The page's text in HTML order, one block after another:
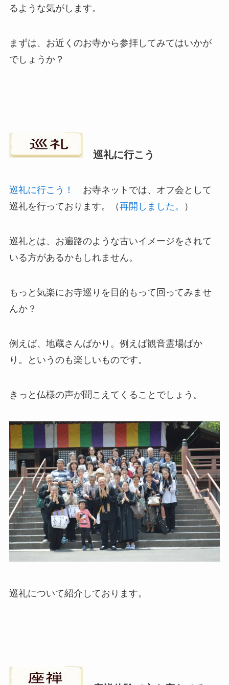
るような気がします。
まずは、お近くのお寺から参拝してみてはいかが
でしょうか？
巡礼に行こう
巡礼に行こう！
お寺ネットでは、オフ会として
巡礼を行っております。（再開しました。 ）
巡礼とは、お遍路のような古いイメージをされて
いる方があるかもしれません。
もっと気楽にお寺巡りを目的もって回ってみませ
んか？
例えば、地蔵さんばかり。例えば観音霊場ばか
り。というのも楽しいものです。
きっと仏様の声が聞こえてくることでしょう。
巡礼について紹介しております。